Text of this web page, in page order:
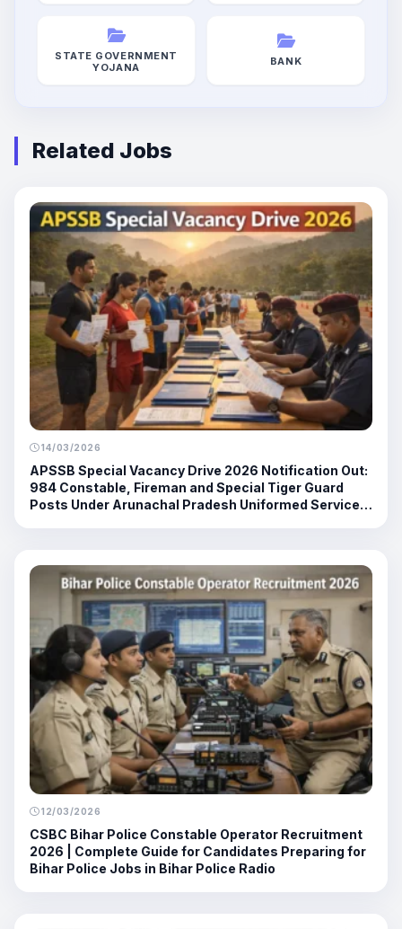
STATE GOVERNMENT
YOJANA
BANK
Related Jobs
14/03/2026
APSSB Special Vacancy Drive 2026 Notification Out:
984 Constable, Fireman and Special Tiger Guard
Posts Under Arunachal Pradesh Uniformed Services
12/03/2026
CSBC Bihar Police Constable Operator Recruitment
2026 | Complete Guide for Candidates Preparing for
Bihar Police Jobs in Bihar Police Radio